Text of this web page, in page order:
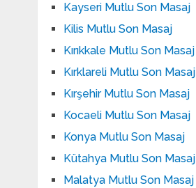
Kayseri Mutlu Son Masaj
Kilis Mutlu Son Masaj
Kırıkkale Mutlu Son Masaj
Kırklareli Mutlu Son Masaj
Kırşehir Mutlu Son Masaj
Kocaeli Mutlu Son Masaj
Konya Mutlu Son Masaj
Kütahya Mutlu Son Masaj
Malatya Mutlu Son Masaj